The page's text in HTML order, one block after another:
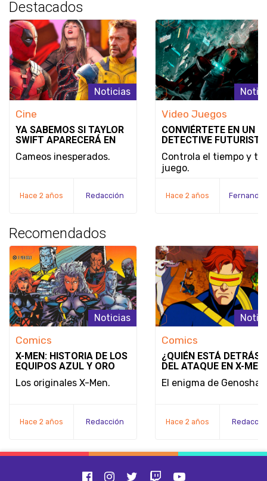
Destacados
Noticias
Cine
YA SABEMOS SI TAYLOR
SWIFT APARECERÁ EN
DEADPOOL & WOLVERINE
Cameos inesperados.
Hace 2 años Redacción
Video Juegos
CONVIÉRTETE EN UN
DETECTIVE
SE REVELA EL MODO
JUEGO Y LA FECHA DE
LANZAMIENTO DE
Controla el tiempo y tu
juego.
Hace 2 años
Recomendados
Noticias
Comics
X-MEN: HISTORIA DE LOS
EQUIPOS AZUL Y ORO
Los originales X-Men.
Hace 2 años Redacción
Comics
¿QUIÉN ESTÁ DETRÁS
DEL ATAQUE EN X-MEN
'97 EPISODIO 5?
El enigma de Genosha.
Hace 2 años